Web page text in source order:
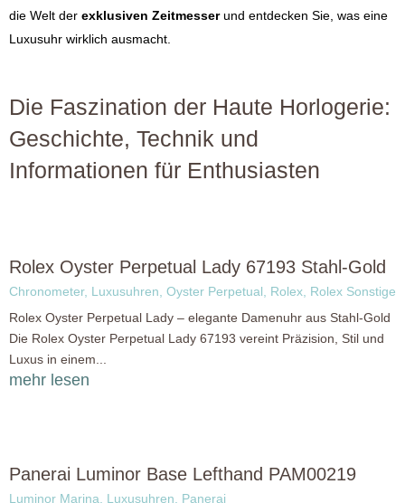
die Welt der exklusiven Zeitmesserund entdecken Sie, was eine
Luxusuhr wirklich ausmacht.
Die Faszination der Haute Horlogerie:
Geschichte, Technik und
Informationen für Enthusiasten
Rolex Oyster Perpetual Lady 67193 Stahl-Gold
Chronometer, Luxusuhren Oyster Perpetual Rolex Rolex Sonstige
Rolex Oyster Perpetual Lady – elegante Damenuhr aus Stahl-Gold
Die Rolex Oyster Perpetual Lady 67193 vereint Präzision, Stil und
Luxus in einem...
mehr lesen
Panerai Luminor Base Lefthand PAM00219
Luminor Marina Luxusuhren
Panerai